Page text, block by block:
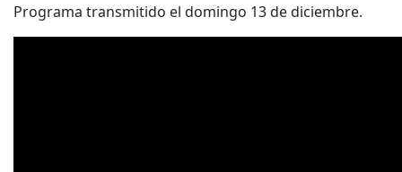
Programa transmitido el domingo 13 de diciembre.